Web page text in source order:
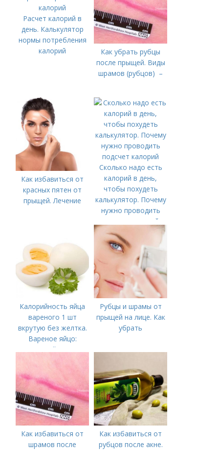
Расчет калорий в
день. Калькулятор
нормы потребления
калорий
Как убрать рубцы
после прыщей. Виды
шрамов (рубцов) –
Как избавиться от
красных пятен от
прыщей. Лечение
Сколько надо есть
калорий в день,
чтобы похудеть
калькулятор. Почему
нужно проводить
подсчет калорий
Калорийность яйца
вареного 1 шт
вкрутую без желтка.
Вареное яйцо:
калорийность
Рубцы и шрамы от
прыщей на лице. Как
убрать
Как избавиться от
шрамов после
Как избавиться от
рубцов после акне.